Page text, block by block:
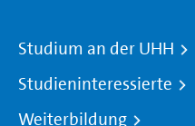
Studium an der UHH
Studieninteressierte
Weiterbildung